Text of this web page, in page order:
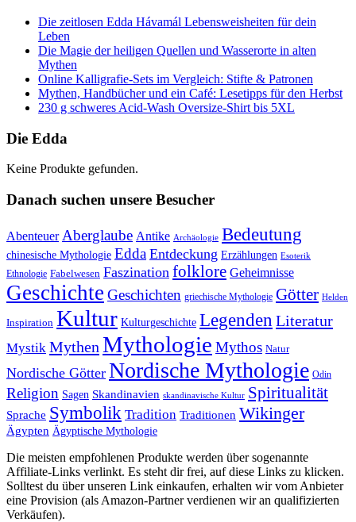
Die zeitlosen Edda Hávamál Lebensweisheiten für dein
Leben
Die Magie der heiligen Quellen und Wasserorte in alten
Mythen
Online Kalligrafie‑Sets im Vergleich: Stifte & Patronen
Mythen, Handbücher und ein Café: Lesetipps für den Herbst
230 g schweres Acid-Wash Oversize-Shirt bis 5XL
Die Edda
Keine Produkte gefunden.
Danach suchen unsere Besucher
Abenteuer Aberglaube Antike Archäologie Bedeutung
chinesische Mythologie Edda Entdeckung Erzählungen Esoterik
Ethnologie Fabelwesen Faszination folklore Geheimnisse
Geschichte Geschichten griechische Mythologie Götter Helden
Inspiration Kultur Kulturgeschichte Legenden Literatur
Mystik Mythen Mythologie Mythos Natur
Nordische Götter Nordische Mythologie Odin
Religion Sagen Skandinavien skandinavische Kultur Spiritualität
Sprache Symbolik Tradition Traditionen Wikinger
Ägypten Ägyptische Mythologie
Die meisten empfohlenen Produkte werden über sogenannte
Affiliate-Links verlinkt. Es steht dir frei, auf diese Links zu klicken.
Solltest du über unseren Link einkaufen, erhalten wir vom Anbieter
eine Provision (als Amazon-Partner verdienen wir an qualifizierten
Verkäufen).